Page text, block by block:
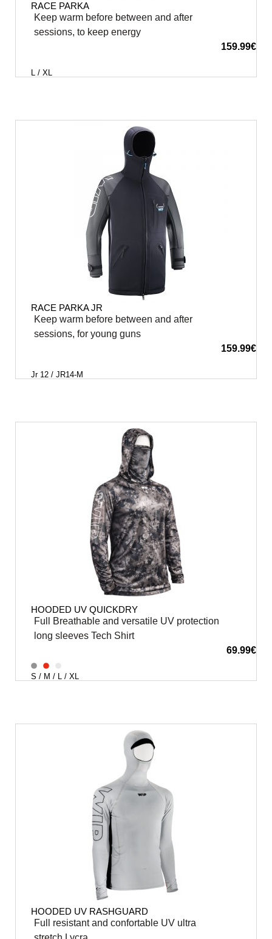
RACE PARKA
Keep warm before between and after
sessions, to keep energy
159.99€
L / XL
RACE PARKA JR
Keep warm before between and after
sessions, for young guns
159.99€
Jr 12 / JR14-M
HOODED UV QUICKDRY
Full Breathable and versatile UV protection
long sleeves Tech Shirt
69.99€
S / M / L / XL
HOODED UV RASHGUARD
Full resistant and confortable UV ultra